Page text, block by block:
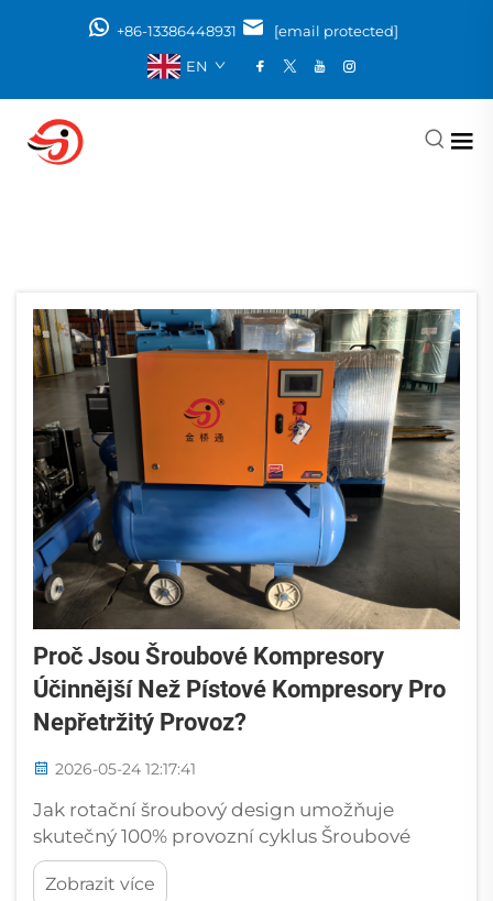
+86-13386448931
[email protected]
EN
Proč Jsou Šroubové Kompresory
Účinnější Než Pístové Kompresory Pro
Nepřetržitý Provoz?
2026-05-24 12:17:41
Jak rotační šroubový design umožňuje
skutečný 100% provozní cyklus Šroubové
kompresory dosahují nepřetržitého provozu
díky zásadním konstrukčním rozdílům oproti
Zobrazit více